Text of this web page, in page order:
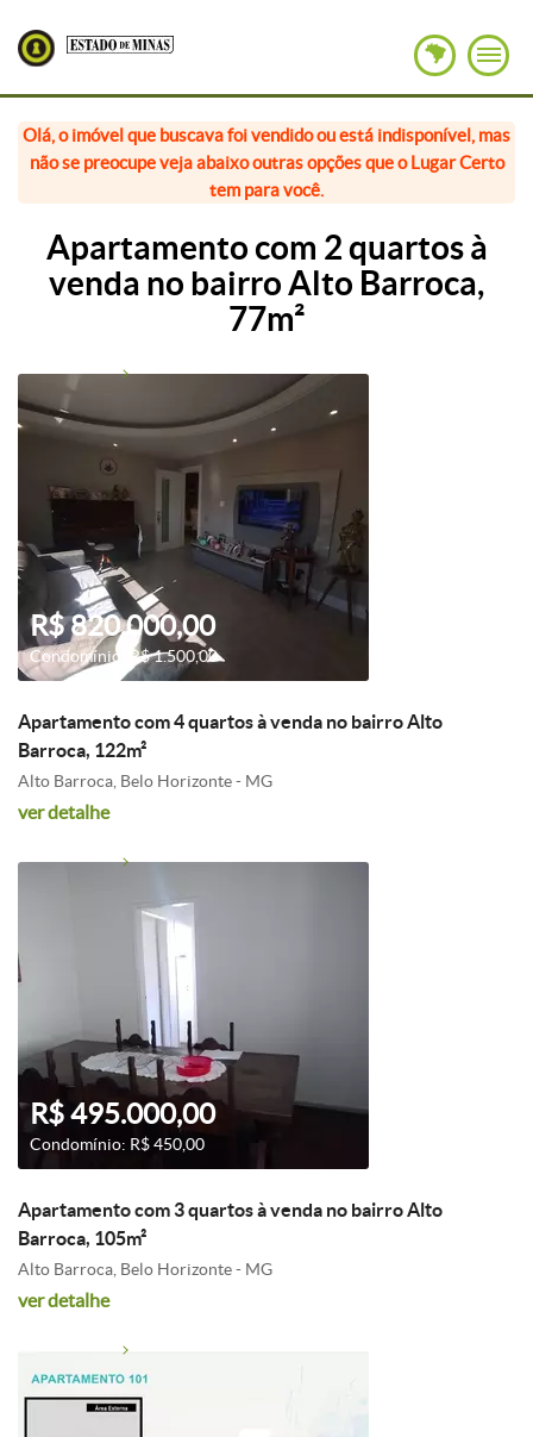
Olá, o imóvel que buscava foi vendido ou está indisponível, mas
não se preocupe veja abaixo outras opções que o Lugar Certo
tem para você.
Apartamento com 2 quartos à
venda no bairro Alto Barroca,
77m²
R$ 820.000,00
Condomínio: R$ 1.500,00
Apartamento com 4 quartos à venda no bairro Alto
Barroca, 122m²
Alto Barroca, Belo Horizonte - MG
ver detalhe
R$ 495.000,00
Condomínio: R$ 450,00
Apartamento com 3 quartos à venda no bairro Alto
Barroca, 105m²
Alto Barroca, Belo Horizonte - MG
ver detalhe